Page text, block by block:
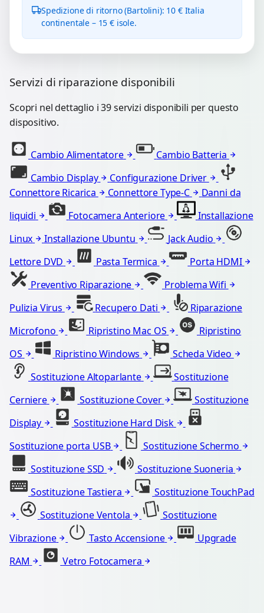
Spedizione di ritorno (Bartolini): 10 € Italia
continentale – 15 € isole.
Servizi di riparazione disponibili
Scopri nel dettaglio i 39 servizi disponibili per questo
dispositivo.
Cambio Alimentatore
Cambio Batteria
Cambio Display
Configurazione Driver
Connettore Ricarica
Connettore Type-C
Danni da
liquidi
Fotocamera Anteriore
Installazione
Linux
Installazione Ubuntu
Jack Audio
Lettore DVD
Pasta Termica
Porta HDMI
Preventivo Riparazione
Problema Wifi
Pulizia Virus
Recupero Dati
Riparazione
Microfono
Ripristino Mac OS
Ripristino
OS
Ripristino Windows
Scheda Video
Sostituzione Altoparlante
Sostituzione
Cerniere
Sostituzione Cover
Sostituzione
Display
Sostituzione Hard Disk
Sostituzione porta USB
Sostituzione Schermo
Sostituzione SSD
Sostituzione Suoneria
Sostituzione Tastiera
Sostituzione TouchPad
Sostituzione Ventola
Sostituzione
Vibrazione
Tasto Accensione
Upgrade
RAM
Vetro Fotocamera